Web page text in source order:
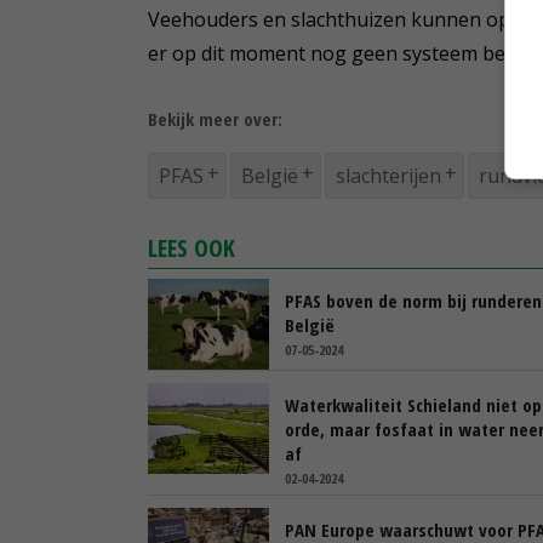
Veehouders en slachthuizen kunnen op
er op dit moment nog geen systeem
Bekijk meer over:
PFAS België slachterijen
LEES OOK
PFAS boven de norm bij
België
07-05-2024
Waterkwaliteit Schieland niet op
orde, maar fosfaat in water
af
02-04-2024
PAN Europe waarschuwt voor